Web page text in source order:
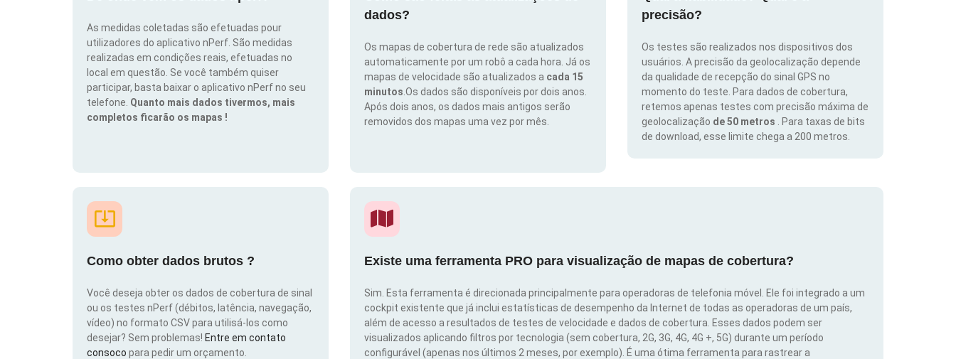
As medidas coletadas são efetuadas pour
utilizadores do aplicativo nPerf. São medidas
realizadas em condições reais, efetuadas no
local em questão. Se você também quiser
participar, basta baixar o aplicativo nPerf no seu
telefone. Quanto mais dados tivermos, mais
completos ficarão os mapas !
dados?
Os mapas de cobertura de rede são atualizados
automaticamente por um robô a cada hora. Já os
mapas de velocidade são atualizados a cada 15
minutos .Os dados são disponíveis por dois anos.
Após dois anos, os dados mais antigos serão
removidos dos mapas uma vez por mês.
precisão?
Os testes são realizados nos dispositivos dos
usuários. A precisão da geolocalização depende
da qualidade de recepção do sinal GPS no
momento do teste. Para dados de cobertura,
retemos apenas testes com precisão máxima de
geolocalização de 50 metros
. Para taxas de bits
de download, esse limite chega a 200 metros.
Como obter dados brutos ?
Você deseja obter os dados de cobertura de sinal
ou os testes nPerf (débitos, latência, navegação,
vídeo) no formato CSV para utilisá-los como
desejar? Sem problemas! Entre em contato
consoco para pedir um orçamento.
Existe uma ferramenta PRO para visualização de mapas de cobertura?
Sim. Esta ferramenta é direcionada principalmente para operadoras de telefonia móvel. Ele foi integrado a um
cockpit existente que já inclui estatísticas de desempenho da Internet de todas as operadoras de um país,
além de acesso a resultados de testes de velocidade e dados de cobertura. Esses dados podem ser
visualizados aplicando filtros por tecnologia (sem cobertura, 2G, 3G, 4G, 4G +, 5G) durante um período
configurável (apenas nos últimos 2 meses, por exemplo). É uma ótima ferramenta para rastrear a